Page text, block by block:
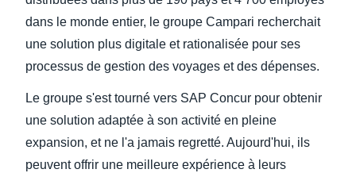
dans le monde entier, le groupe Campari recherchait
une solution plus digitale et rationalisée pour ses
processus de gestion des voyages et des dépenses.
Le groupe s'est tourné vers SAP Concur pour obtenir
une solution adaptée à son activité en pleine
expansion, et ne l'a jamais regretté. Aujourd'hui, ils
peuvent offrir une meilleure expérience à leurs